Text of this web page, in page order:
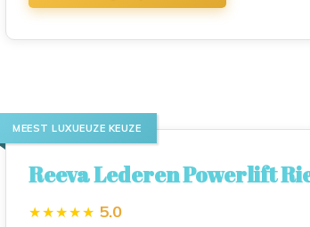
MEEST LUXUEUZE KEUZE
Reeva Lederen Powerlift
5.0